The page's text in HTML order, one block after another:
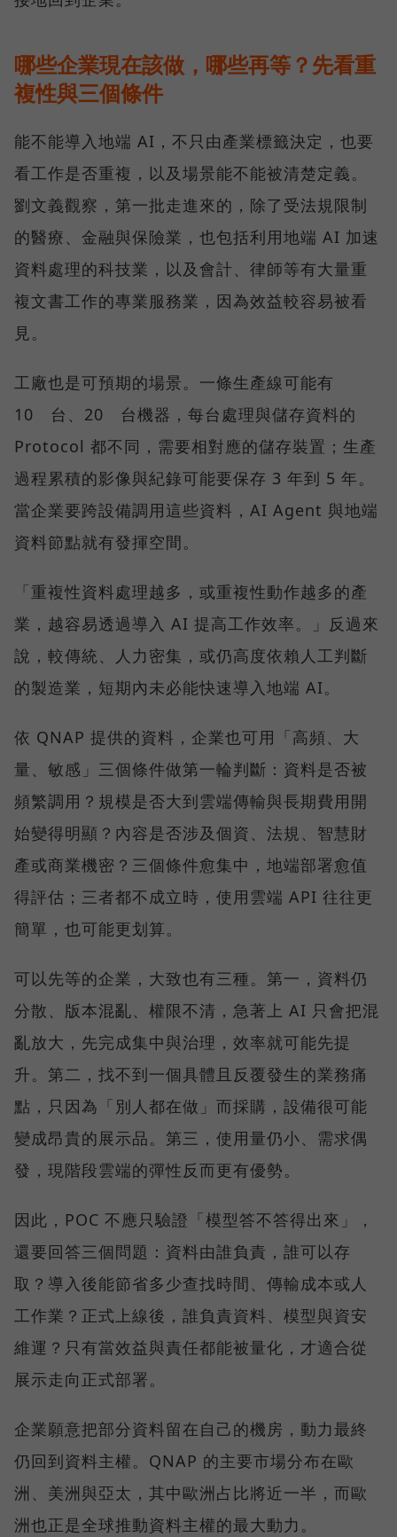
哪些企業現在該做，哪些再等？先看重
複性與三個條件
能不能導入地端 AI，不只由產業標籤決定，也要
看工作是否重複，以及場景能不能被清楚定義。
劉文義觀察，第一批走進來的，除了受法規限制
的醫療、金融與保險業，也包括利用地端 AI 加速
資料處理的科技業，以及會計、律師等有大量重
複文書工作的專業服務業，因為效益較容易被看
見。
工廠也是可預期的場景。一條生產線可能有
10 台、20 台機器，每台處理與儲存資料的
Protocol 都不同，需要相對應的儲存裝置；生產
過程累積的影像與紀錄可能要保存 3 年到 5 年。
當企業要跨設備調用這些資料，AI Agent 與地端
資料節點就有發揮空間。
「重複性資料處理越多，或重複性動作越多的產
業，越容易透過導入 AI 提高工作效率。」反過來
說，較傳統、人力密集，或仍高度依賴人工判斷
的製造業，短期內未必能快速導入地端 AI。
依 QNAP 提供的資料，企業也可用「高頻、大
量、敏感」三個條件做第一輪判斷：資料是否被
頻繁調用？規模是否大到雲端傳輸與長期費用開
始變得明顯？內容是否涉及個資、法規、智慧財
產或商業機密？三個條件愈集中，地端部署愈值
得評估；三者都不成立時，使用雲端 API 往往更
簡單，也可能更划算。
可以先等的企業，大致也有三種。第一，資料仍
分散、版本混亂、權限不清，急著上 AI 只會把混
亂放大，先完成集中與治理，效率就可能先提
升。第二，找不到一個具體且反覆發生的業務痛
點，只因為「別人都在做」而採購，設備很可能
變成昂貴的展示品。第三，使用量仍小、需求偶
發，現階段雲端的彈性反而更有優勢。
因此，POC 不應只驗證「模型答不答得出來」，
還要回答三個問題：資料由誰負責，誰可以存
取？導入後能節省多少查找時間、傳輸成本或人
工作業？正式上線後，誰負責資料、模型與資安
維運？只有當效益與責任都能被量化，才適合從
展示走向正式部署。
企業願意把部分資料留在自己的機房，動力最終
仍回到資料主權。QNAP 的主要市場分布在歐
洲、美洲與亞太，其中歐洲占比將近一半，而歐
洲也正是全球推動資料主權的最大動力。